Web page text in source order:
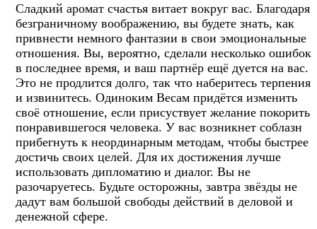
Сладкий аромат счастья витает вокруг вас. Благодаря
безграничному воображению, вы будете знать, как
привнести немного фантазии в свои эмоциональные
отношения. Вы, вероятно, сделали несколько ошибок
в последнее время, и ваш партнёр ещё дуется на вас.
Это не продлится долго, так что наберитесь терпения
и извинитесь. Одиноким Весам придётся изменить
своё отношение, если присуствует желание покорить
понравившегося человека. У вас возникнет соблазн
прибегнуть к неординарным методам, чтобы быстрее
достичь своих целей. Для их достижения лучше
использовать дипломатию и диалог. Вы не
разочаруетесь. Будьте осторожны, завтра звёзды не
дадут вам большой свободы действий в деловой и
денежной сфере.